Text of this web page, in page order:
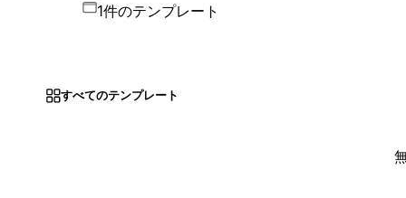
1件のテンプレート
すべてのテンプレート